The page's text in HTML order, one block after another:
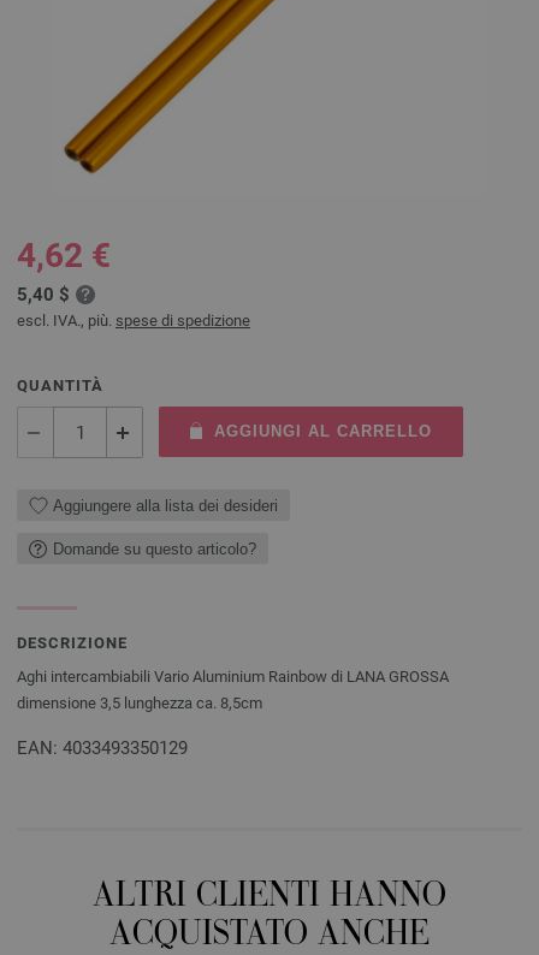
4,62 €
5,40 $
escl. IVA., più. spese di spedizione
QUANTITÀ
AGGIUNGI AL CARRELLO
Aggiungere alla lista dei desideri
Domande su questo articolo?
DESCRIZIONE
Aghi intercambiabili Vario Aluminium Rainbow di LANA GROSSA
dimensione 3,5 lunghezza ca. 8,5cm
EAN: 4033493350129
ALTRI CLIENTI HANNO
ACQUISTATO ANCHE